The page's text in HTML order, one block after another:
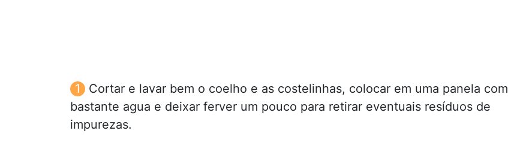
Cortar e lavar bem o coelho e as costelinhas, colocar em uma panela com
bastante agua e deixar ferver um pouco para retirar eventuais resíduos de
impurezas.